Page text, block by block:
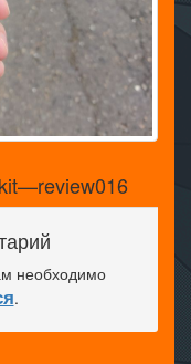
необходимо
.